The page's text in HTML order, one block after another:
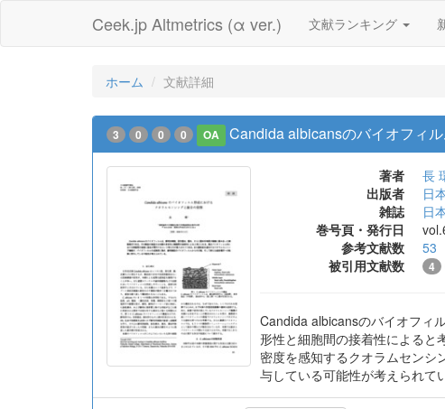
Ceek.jp Altmetrics (α ver.) 文献ランキング
ホーム 文献詳細
3 0 0 0 OA Candida albicansのバイオフィ
著者
長
出版者
日
雑誌
日
巻号頁・発行日
参考文献数
53
被引用文献数
4
Candida albicansのバイオフィ
形性と細胞間の接着性によると
密度を感知するクオラムセンシ
与している可能性が考えられて